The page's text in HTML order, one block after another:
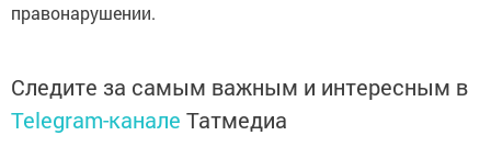
правонарушении.
Следите за самым важным и интересным в
Telegram-канале Татмедиа